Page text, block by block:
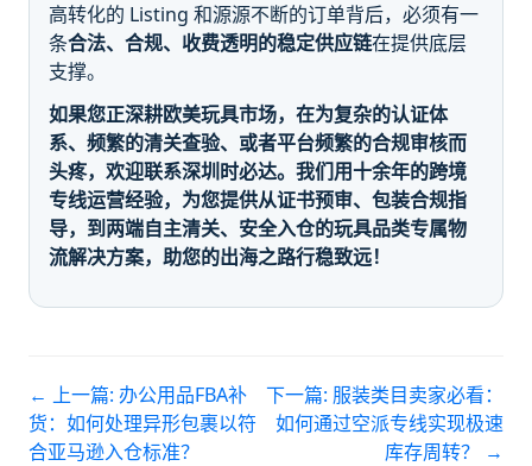
高转化的 Listing 和源源不断的订单背后，必须有一
条合法、合规、收费透明的稳定供应链在提供底层
支撑。
如果您正深耕欧美玩具市场，在为复杂的认证体
系、频繁的清关查验、或者平台频繁的合规审核而
头疼，欢迎联系深圳时必达。我们用十余年的跨境
专线运营经验，为您提供从证书预审、包装合规指
导，到两端自主清关、安全入仓的玩具品类专属物
流解决方案，助您的出海之路行稳致远！
← 上一篇: 办公用品FBA补
货：如何处理异形包裹以符
合亚马逊入仓标准？
下一篇: 服装类目卖家必看：
如何通过空派专线实现极速
库存周转？
→